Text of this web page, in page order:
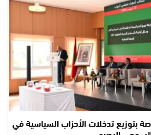
بتوزيع تدخلات الأحزاب السياسية في